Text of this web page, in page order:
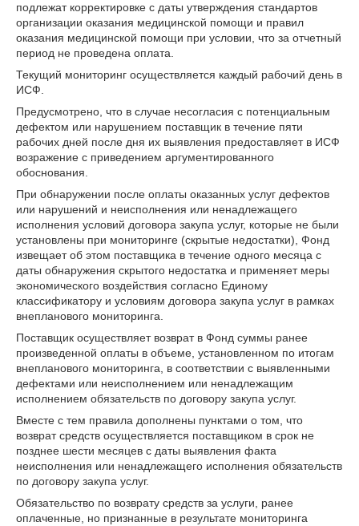
подлежат корректировке с даты утверждения стандартов
организации оказания медицинской помощи и правил
оказания медицинской помощи при условии, что за отчетный
период не проведена оплата.
Текущий мониторинг осуществляется каждый рабочий день в
ИСФ.
Предусмотрено, что в случае несогласия с потенциальным
дефектом или нарушением поставщик в течение пяти
рабочих дней после дня их выявления предоставляет в ИСФ
возражение с приведением аргументированного
обоснования.
При обнаружении после оплаты оказанных услуг дефектов
или нарушений и неисполнения или ненадлежащего
исполнения условий договора закупа услуг, которые не были
установлены при мониторинге (скрытые недостатки), Фонд
извещает об этом поставщика в течение одного месяца с
даты обнаружения скрытого недостатка и применяет меры
экономического воздействия согласно Единому
классификатору и условиям договора закупа услуг в рамках
внепланового мониторинга.
Поставщик осуществляет возврат в Фонд суммы ранее
произведенной оплаты в объеме, установленном по итогам
внепланового мониторинга, в соответствии с выявленными
дефектами или неисполнением или ненадлежащим
исполнением обязательств по договору закупа услуг.
Вместе с тем правила дополнены пунктами о том, что
возврат средств осуществляется поставщиком в срок не
позднее шести месяцев с даты выявления факта
неисполнения или ненадлежащего исполнения обязательств
по договору закупа услуг.
Обязательство по возврату средств за услуги, ранее
оплаченные, но признанные в результате мониторинга